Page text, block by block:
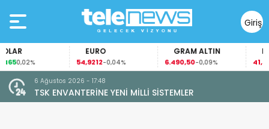
Giriş
Yap
0,02%
EURO
54,9212-0,04%
GRAM ALTIN
6.490,50-0,09% 41,53
6 Ağustos 2026 - 17:48
TSK ENVANTERİNE YENİ MİLLİ SİSTEMLER